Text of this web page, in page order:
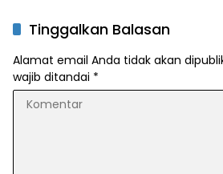
Tinggalkan Balasan
Alamat email Anda tidak akan
wajib ditandai *